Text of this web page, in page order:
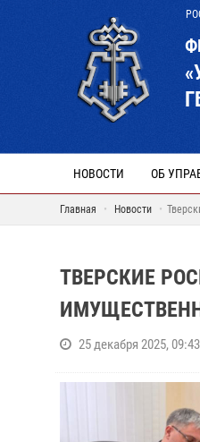
НОВОСТИ ОБ
Главная Новости
ТВЕРСКИЕ
25 декабря 2025, 09:43